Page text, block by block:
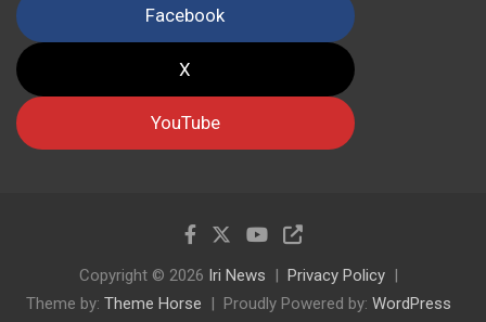
Facebook
X
YouTube
Copyright © 2026 Iri News
Privacy Policy
Theme by: Theme Horse Proudly Powered by: WordPress